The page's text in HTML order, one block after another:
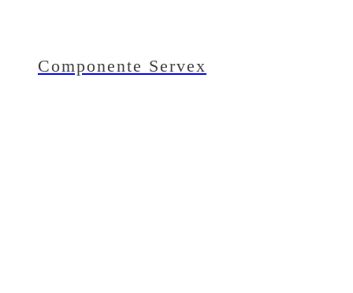
Componente Servex